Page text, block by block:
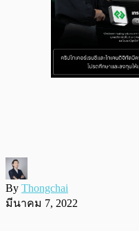
By Thongchai
มีนาคม 7, 2022